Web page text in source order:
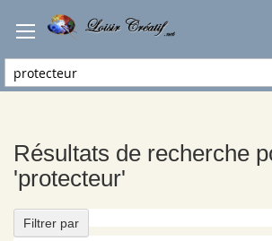
Résultats de recherche
'protecteur'
Filtrer par